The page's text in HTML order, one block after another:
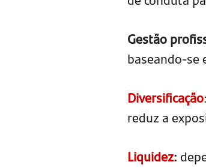
Gestão
baseando-se
Diversificação
reduz a
Liquidez: